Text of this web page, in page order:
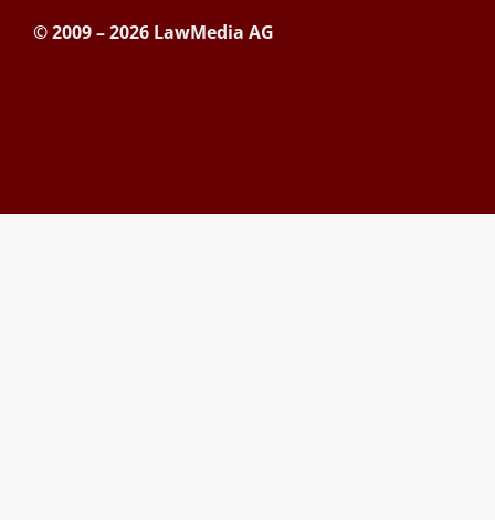
© 2009 – 2026 LawMedia AG